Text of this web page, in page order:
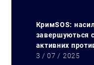
КримSOS:
завершуються
активних
3 / 07 / 2025